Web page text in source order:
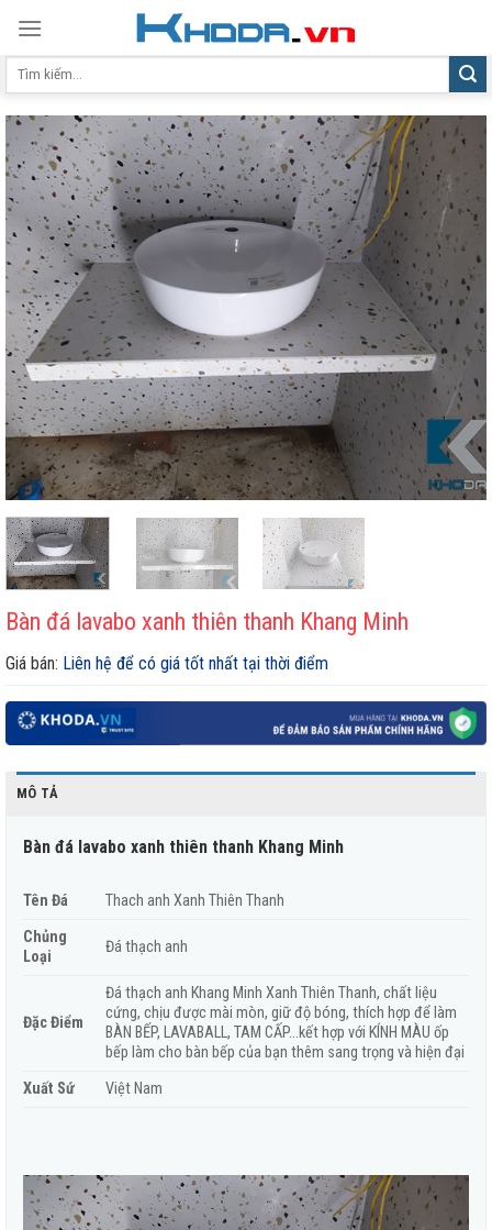
content
Bàn đá lavabo xanh thiên thanh Khang Minh
Giá bán: Liên hệ để có giá tốt nhất tại thời điểm
MÔ TẢ
Bàn đá lavabo xanh thiên thanh Khang Minh
Tên Đá
Thach anh Xanh Thiên Thanh
Chủng
Loại
Đá thạch anh
Đặc Điểm
Đá thạch anh Khang Minh Xanh Thiên Thanh, chất liệu
cứng, chịu được mài mòn, giữ độ bóng, thích hợp để làm
BÀN BẾP, LAVABALL, TAM CẤP…kết hợp với KÍNH MÀU ốp
bếp làm cho bàn bếp của bạn thêm sang trọng và hiện đại
Xuất Sứ
Việt Nam